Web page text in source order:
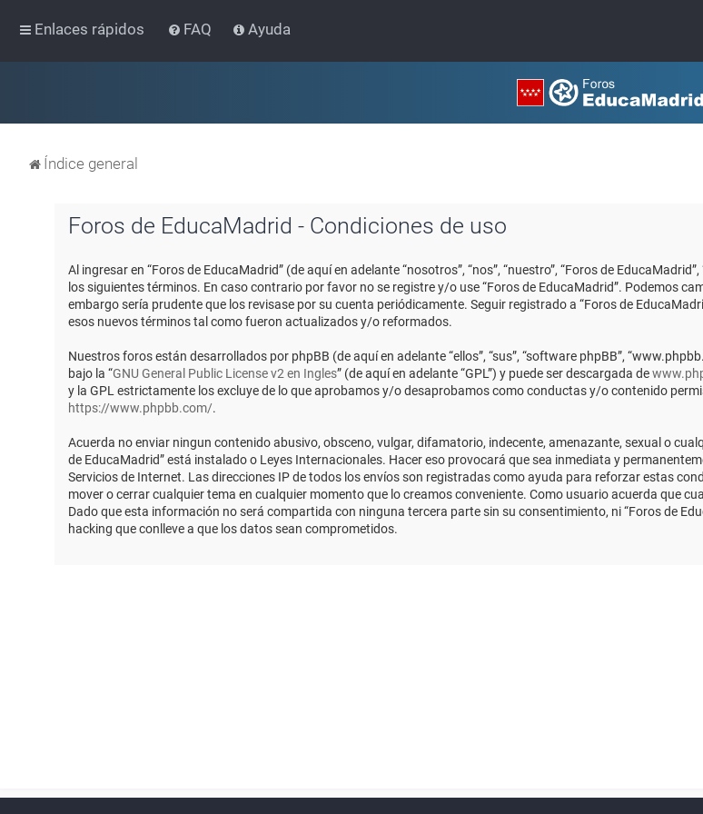
Enlaces rápidos FAQ Ayuda
Índice general
Foros de EducaMadrid - Condiciones de uso
Al ingresar en “Foros de EducaMadrid” (de aquí en adelante “nosotros”, “nos”, “nuestro”, “Foros de
los siguientes términos. En caso contrario por favor no se registre y/o use “Foros de EducaMadrid”. Podemos
embargo sería prudente que los revisase por su cuenta periódicamente. Seguir registrado a “Foros de
esos nuevos términos tal como fueron actualizados y/o reformados.
Nuestros foros están desarrollados por phpBB (de aquí en adelante “ellos”, “sus”, “software phpBB”,
bajo la “GNU General Public License v2 en Ingles” (de aquí en adelante “GPL”) y puede ser descargada de
y la GPL estrictamente los excluye de lo que aprobamos y/o desaprobamos como conductas y/o contenido
https://www.phpbb.com/.
Acuerda no enviar ningun contenido abusivo, obsceno, vulgar, difamatorio, indecente, amenazante, sexual o
de EducaMadrid” está instalado o Leyes Internacionales. Hacer eso provocará que sea inmediata y
Servicios de Internet. Las direcciones IP de todos los envíos son registradas como ayuda para reforzar estas
mover o cerrar cualquier tema en cualquier momento que lo creamos conveniente. Como usuario acuerda que
Dado que esta información no será compartida con ninguna tercera parte sin su consentimiento, ni “Foros de
hacking que conlleve a que los datos sean comprometidos.